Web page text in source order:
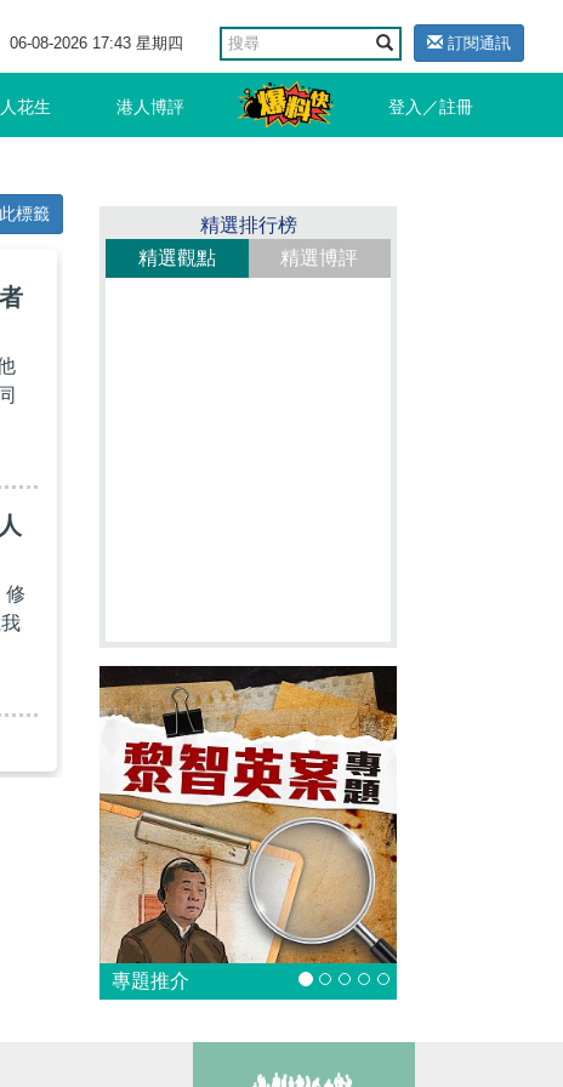
06-08-2026 17:43 星期四 訂閱通訊
花生 港人博評 登入／註冊
標籤
修
精選排行榜
精選觀點
精選博評
專題推介